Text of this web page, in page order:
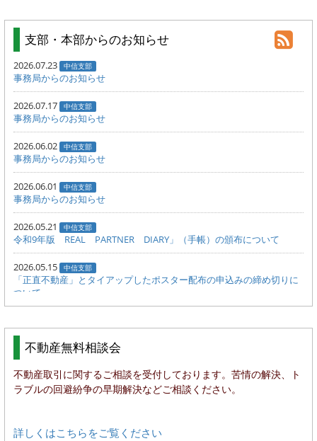
支部・本部からのお知らせ
2026.07.23 中信支部
事務局からのお知らせ
2026.07.17 中信支部
事務局からのお知らせ
2026.06.02 中信支部
事務局からのお知らせ
2026.06.01 中信支部
事務局からのお知らせ
2026.05.21 中信支部
令和9年版 REAL PARTNER DIARY」（手帳）の頒布について
2026.05.15 中信支部
「正直不動産」とタイアップしたポスター配布の申込みの締め切りに
ついて
事務局からのお知らせ
2026.05.11
県と支部のホームページがリニューアルされます。
で）
不動産無料相談会
不動産取引に関するご相談を受付しております。苦情の解決、ト
ラブルの回避紛争の早期解決などご相談ください。
詳しくはこちらをご覧ください